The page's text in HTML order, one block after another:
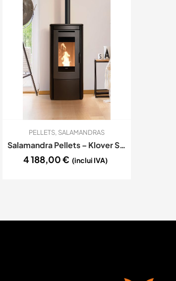
PELLETS, SALAMANDRAS
Salamandra Pellets – Klover Soft 80
4 188,00€ (inclui IVA)